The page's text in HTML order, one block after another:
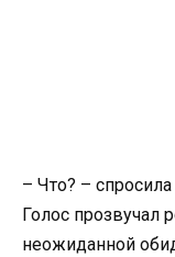
– Что? –
Голос прозвучал
неожиданной